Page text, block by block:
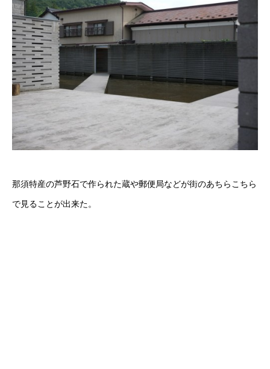
那須特産の芦野石で作られた蔵や郵便局などが街のあちらこちら
で見ることが出来た。